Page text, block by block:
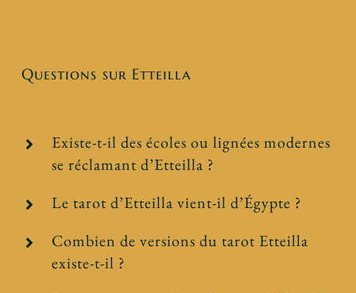
Questions sur Etteilla
Existe-t-il des écoles ou lignées modernes
se réclamant d’Etteilla ?
Le tarot d’Etteilla vient-il d’Égypte ?
Combien de versions du tarot Etteilla
existe-t-il ?